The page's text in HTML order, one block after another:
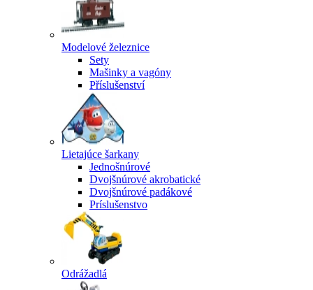
Modelové železnice
Sety
Mašinky a vagóny
Příslušenství
Lietajúce šarkany
Jednošnúrové
Dvojšnúrové akrobatické
Dvojšnúrové padákové
Príslušenstvo
Odrážadlá